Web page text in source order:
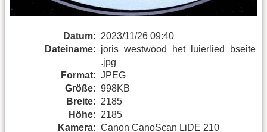
Datum: 2023/11/26 09:40
Dateiname: joris_westwood_het_luierlied_bseite
.jpg
Format: JPEG
Größe: 998KB
Breite: 2185
Höhe: 2185
Kamera: Canon CanoScan LiDE 210